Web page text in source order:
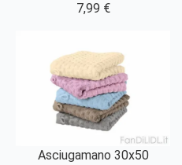
7,99 €
Asciugamano 30x50